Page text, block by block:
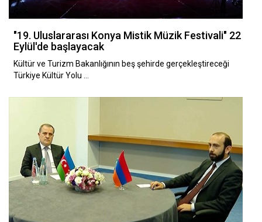
"19. Uluslararası Konya Mistik Müzik Festivali" 22
Eylül'de başlayacak
Kültür ve Turizm Bakanlığının beş şehirde gerçekleştireceği
Türkiye Kültür Yolu …